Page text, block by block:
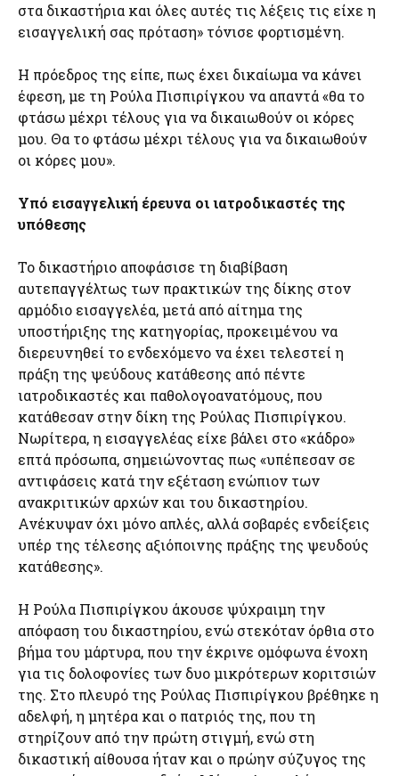
στα δικαστήρια και όλες αυτές τις λέξεις τις είχε η
εισαγγελική σας πρόταση» τόνισε φορτισμένη.
Η πρόεδρος της είπε, πως έχει δικαίωμα να κάνει
έφεση, με τη Ρούλα Πισπιρίγκου να απαντά «θα το
φτάσω μέχρι τέλους για να δικαιωθούν οι κόρες
μου. Θα το φτάσω μέχρι τέλους για να δικαιωθούν
οι κόρες μου».
Υπό εισαγγελική έρευνα οι ιατροδικαστές της
υπόθεσης
Το δικαστήριο αποφάσισε τη διαβίβαση
αυτεπαγγέλτως των πρακτικών της δίκης στον
αρμόδιο εισαγγελέα, μετά από αίτημα της
υποστήριξης της κατηγορίας, προκειμένου να
διερευνηθεί το ενδεχόμενο να έχει τελεστεί η
πράξη της ψεύδους κατάθεσης από πέντε
ιατροδικαστές και παθολογοανατόμους, που
κατάθεσαν στην δίκη της Ρούλας Πισπιρίγκου.
Νωρίτερα, η εισαγγελέας είχε βάλει στο «κάδρο»
επτά πρόσωπα, σημειώνοντας πως «υπέπεσαν σε
αντιφάσεις κατά την εξέταση ενώπιον των
ανακριτικών αρχών και του δικαστηρίου.
Ανέκυψαν όχι μόνο απλές, αλλά σοβαρές ενδείξεις
υπέρ της τέλεσης αξιόποινης πράξης της ψευδούς
κατάθεσης».
Η Ρούλα Πισπιρίγκου άκουσε ψύχραιμη την
απόφαση του δικαστηρίου, ενώ στεκόταν όρθια στο
βήμα του μάρτυρα, που την έκρινε ομόφωνα ένοχη
για τις δολοφονίες των δυο μικρότερων κοριτσιών
της. Στο πλευρό της Ρούλας Πισπιρίγκου βρέθηκε η
αδελφή, η μητέρα και ο πατριός της, που τη
στηρίζουν από την πρώτη στιγμή, ενώ στη
δικαστική αίθουσα ήταν και ο πρώην σύζυγος της